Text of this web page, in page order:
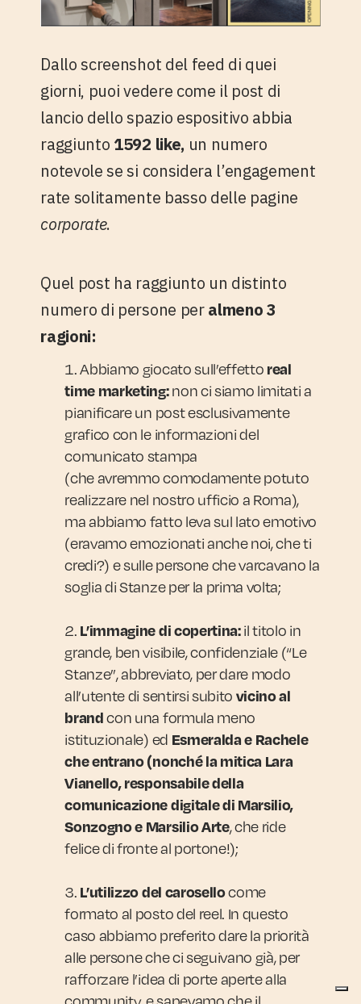
Dallo screenshot del feed di quei
giorni, puoi vedere come il post di
lancio dello spazio espositivo abbia
raggiunto 1592 like, un numero
notevole se si considera l’engagement
rate solitamente basso delle pagine
corporate.
Quel post ha raggiunto un distinto
numero di persone peralmeno 3
ragioni:
Abbiamo giocato sull’effetto real
time marketing:non ci siamo limitati a
pianificare un post esclusivamente
grafico con le informazioni del
comunicato stampa
(che avremmo comodamente potuto
realizzare nel nostro ufficio a Roma),
ma abbiamo fatto leva sul lato emotivo
(eravamo emozionati anche noi, che ti
credi?) e sulle persone che varcavano la
soglia di Stanze per la prima volta;
L’immagine di copertina:il titolo in
grande, ben visibile, confidenziale (“Le
Stanze”, abbreviato, per dare modo
all’utente di sentirsi subito vicino al
brandcon una formula meno
istituzionale) ed Esmeralda e Rachele
che entrano (nonché la mitica Lara
Vianello, responsabile della
comunicazione digitale di Marsilio,
Sonzogno e Marsilio Arte, che ride
felice di fronte al portone!);
L’utilizzo del carosellocome
formato al posto del reel. In questo
caso abbiamo preferito dare la priorità
alle persone che ci seguivano già, per
rafforzare l’idea di porte aperte alla